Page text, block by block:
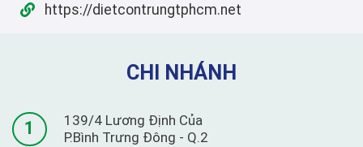
https://dietcontrungtphcm.net
CHI NHÁNH
1
139/4 Lương Định Của
P.Bình Trưng Đông - Q.2